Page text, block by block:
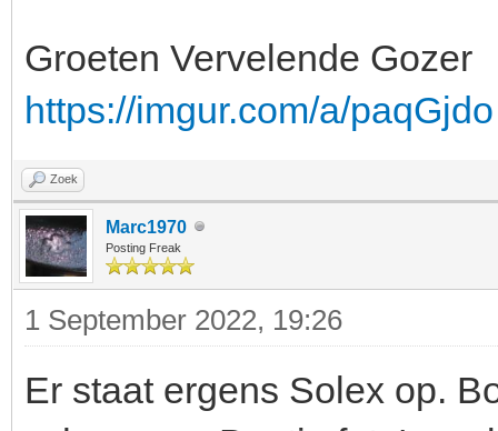
Groeten Vervelende Gozer
https://imgur.com/a/paqGjdo
Zoek
Marc1970
Posting Freak
1 September 2022, 19:26
Er staat ergens Solex op.